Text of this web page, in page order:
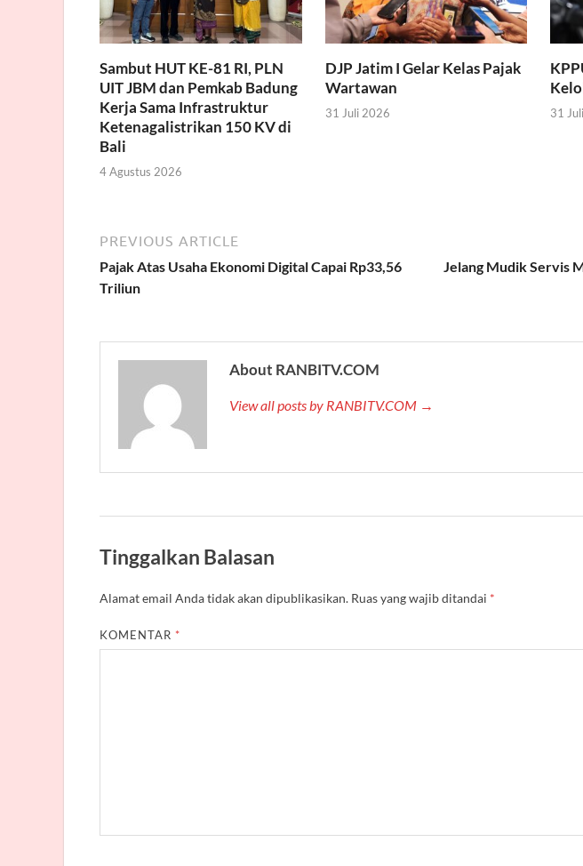
Sambut HUT KE-81 RI, PLN
UIT JBM dan Pemkab Badung
Kerja Sama Infrastruktur
Ketenagalistrikan 150 KV di
Bali
4 Agustus 2026
DJP Jatim I Gelar Kelas Pajak
Wartawan
31 Juli 2026 31
PREVIOUS ARTICLE
Pajak Atas Usaha Ekonomi Digital Capai Rp33,56
Triliun
Jelang Mudik Servis
About RANBITV.COM
View all posts by RANBITV.COM →
Tinggalkan Balasan
Alamat email Anda tidak akan dipublikasikan. Ruas yang wajib ditandai *
KOMENTAR *